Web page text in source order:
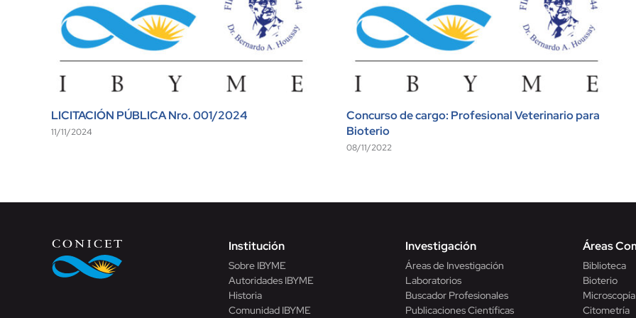
LICITACIÓN PÚBLICA Nro. 001/2024
11/11/2024
Concurso de cargo: Profesional Veterinario para
Bioterio
08/11/2022
Institución
Sobre IBYME
Autoridades IBYME
Historia
Comunidad IBYME
Investigación
Áreas de Investigación
Laboratorios
Buscador Profesionales
Publicaciones Científicas
Áreas
Biblioteca
Bioterio
Microscopía
Citometría